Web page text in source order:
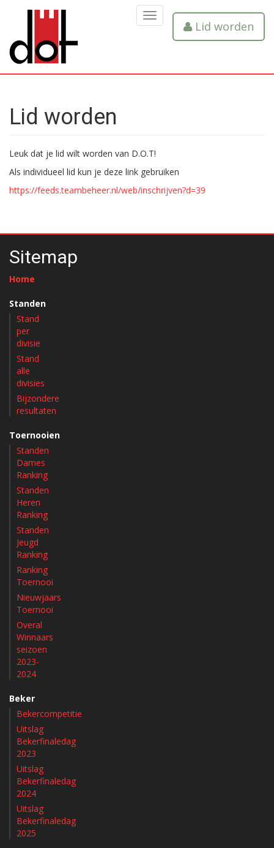
Lid worden
MENU
Lid worden
Leuk dat je lid wilt worden van D.O.T!
Als individueel lid kun je deze link gebruiken
https://feeds.teambeheer.nl/web/inschrijven?d=39
Sitemap
Home
Standen
Stand
per
divisie
Stand
alle
divisies
Bijzondere
resultaten
Toernooien
Standen
Dames
Ranking
Standen
Heren
Ranking
Standen
Jeugd
Ranking
Ranking
Toernooi
Nieuwjaars
Toernooi
Overal
Winnaars
seizoen
2023-
2024
Beker
Bekercompetitie
Uitslag
Bekerfinaledag
2023
Uitslag
Bekerfinaledag
2024
Uitslag
Bekerfinaledag
2025